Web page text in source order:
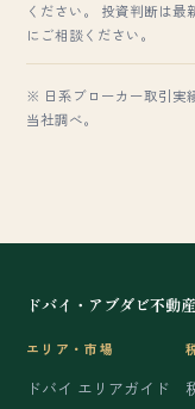
ください。 投資判断は
にご相談ください。
※ 日系ブローカー取引実
当社調べ。
ドバイ・アブダビ不動
エリア・市場
ドバイ エリアガイド